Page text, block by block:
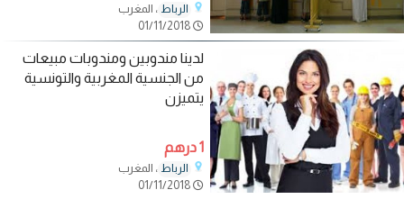
الرباط ، المغرب
لدينا مندوبين ومندوبات مبيعات
من الجنسية المغربية والتونسية
يتميزن
1 درهم
الرباط ، المغرب